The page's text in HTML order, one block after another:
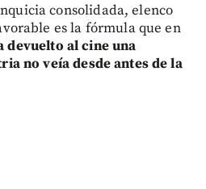
consolidada, elenco
es la fórmula que en
devuelto al cine una
no veía desde antes de la